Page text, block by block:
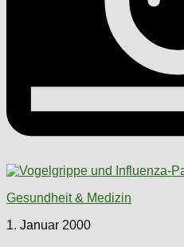
Gesundheit & Medizin
1. Januar 2000